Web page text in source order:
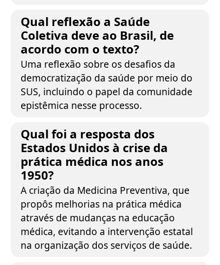
Qual reflexão a Saúde
Coletiva deve ao Brasil, de
acordo com o texto?
Uma reflexão sobre os desafios da
democratização da saúde por meio do
SUS, incluindo o papel da comunidade
epistêmica nesse processo.
Qual foi a resposta dos
Estados Unidos à crise da
prática médica nos anos
1950?
A criação da Medicina Preventiva, que
propôs melhorias na prática médica
através de mudanças na educação
médica, evitando a intervenção estatal
na organização dos serviços de saúde.